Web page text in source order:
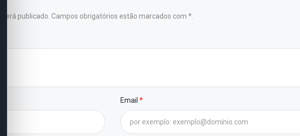
será publicado. Campos obrigatórios estão marcados com *.
Email